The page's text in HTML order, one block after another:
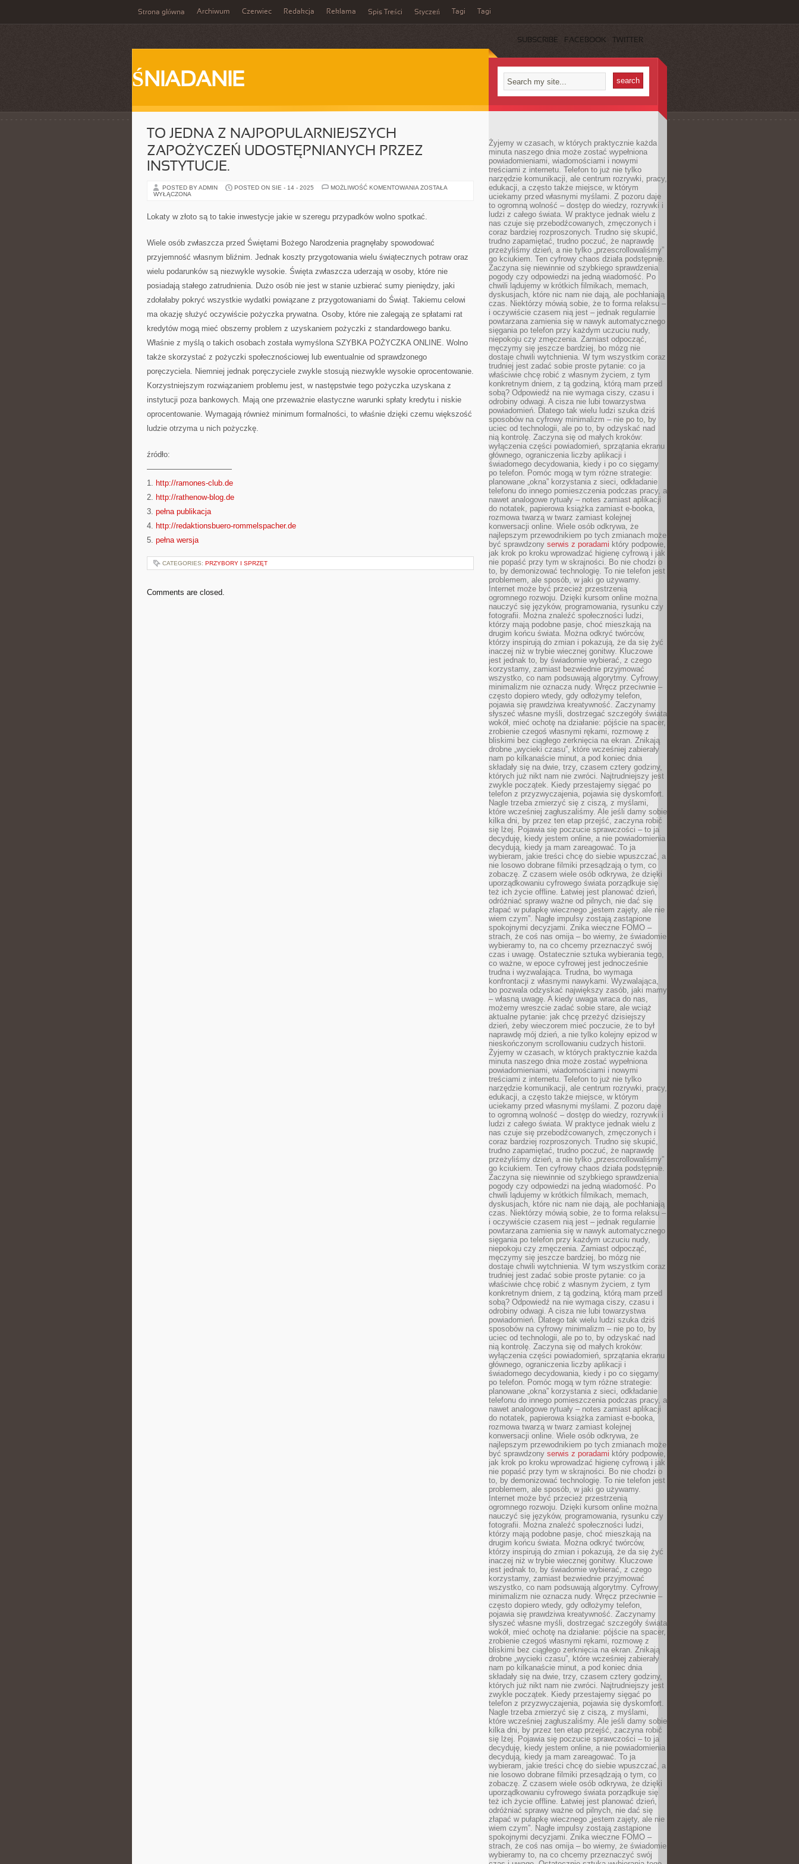
Strona główna Archiwum Czerwiec Redakcja Reklama Spis Treści Styczeń Tagi Tagi
SUBSCRIBE FACEBOOK TWITTER
ŚNIADANIE
TO JEDNA Z NAJPOPULARNIEJSZYCH
ZAPOŻYCZEŃ UDOSTĘPNIANYCH PRZEZ
INSTYTUCJE.
POSTED BY ADMIN POSTED ON SIE - 14 - 2025 MOŻLIWOŚĆ KOMENTOWANIA TO
NAJPOPULARNIEJSZYCH
ZAPOŻYCZEŃ
UDOSTĘPNIANYCH
ZOSTAŁA
WYŁĄCZONA
Lokaty w złoto są to takie inwestycje jakie w szeregu przypadków wolno spotkać.
Wiele osób zwłaszcza przed Świętami Bożego Narodzenia pragnęłaby spowodować
przyjemność własnym bliźnim. Jednak koszty przygotowania wielu świątecznych potraw oraz
wielu podarunków są niezwykle wysokie. Święta zwłaszcza uderzają w osoby, które nie
posiadają stałego zatrudnienia. Dużo osób nie jest w stanie uzbierać sumy pieniędzy, jaki
zdołałaby pokryć wszystkie wydatki powiązane z przygotowaniami do Świąt. Takiemu celowi
ma okazję służyć oczywiście pożyczka prywatna. Osoby, które nie zalegają ze spłatami rat
kredytów mogą mieć obszerny problem z uzyskaniem pożyczki z standardowego banku.
Właśnie z myślą o takich osobach została wymyślona SZYBKA POŻYCZKA ONLINE. Wolno
także skorzystać z pożyczki społecznościowej lub ewentualnie od sprawdzonego
poręczyciela. Niemniej jednak poręczyciele zwykle stosują niezwykle wysokie oprocentowanie.
Korzystniejszym rozwiązaniem problemu jest, w następstwie tego pożyczka uzyskana z
instytucji poza bankowych. Mają one przeważnie elastyczne warunki spłaty kredytu i niskie
oprocentowanie. Wymagają również minimum formalności, to właśnie dzięki czemu większość
ludzie otrzyma u nich pożyczkę.
źródło:
———————————
1. http://ramones-club.de
2. http://rathenow-blog.de
3. pełna publikacja
4. http://redaktionsbuero-rommelspacher.de
5. pełna wersja
CATEGORIES: PRZYBORY I SPRZĘT
Comments are closed.
Żyjemy w czasach, w których praktycznie każda
minuta naszego dnia może zostać wypełniona
powiadomieniami, wiadomościami i nowymi
treściami z internetu. Telefon to już nie tylko
narzędzie komunikacji, ale centrum rozrywki, pracy,
edukacji, a często także miejsce, w którym
uciekamy przed własnymi myślami. Z pozoru daje
to ogromną wolność – dostęp do wiedzy, rozrywki i
ludzi z całego świata. W praktyce jednak wielu z
nas czuje się przebodźcowanych, zmęczonych i
coraz bardziej rozproszonych. Trudno się skupić,
trudno zapamiętać, trudno poczuć, że naprawdę
przeżyliśmy dzień, a nie tylko „przescrollowaliśmy”
go kciukiem. Ten cyfrowy chaos działa podstępnie.
Zaczyna się niewinnie od szybkiego sprawdzenia
pogody czy odpowiedzi na jedną wiadomość. Po
chwili lądujemy w krótkich filmikach, memach,
dyskusjach, które nic nam nie dają, ale pochłaniają
czas. Niektórzy mówią sobie, że to forma relaksu –
i oczywiście czasem nią jest – jednak regularnie
powtarzana zamienia się w nawyk automatycznego
sięgania po telefon przy każdym uczuciu nudy,
niepokoju czy zmęczenia. Zamiast odpocząć,
męczymy się jeszcze bardziej, bo mózg nie
dostaje chwili wytchnienia. W tym wszystkim coraz
trudniej jest zadać sobie proste pytanie: co ja
właściwie chcę robić z własnym życiem, z tym
konkretnym dniem, z tą godziną, którą mam przed
sobą? Odpowiedź na nie wymaga ciszy, czasu i
odrobiny odwagi. A cisza nie lubi towarzystwa
powiadomień. Dlatego tak wielu ludzi szuka dziś
sposobów na cyfrowy minimalizm – nie po to, by
uciec od technologii, ale po to, by odzyskać nad
nią kontrolę. Zaczyna się od małych kroków:
wyłączenia części powiadomień, sprzątania ekranu
głównego, ograniczenia liczby aplikacji i
świadomego decydowania, kiedy i po co sięgamy
po telefon. Pomóc mogą w tym różne strategie:
planowane „okna” korzystania z sieci, odkładanie
telefonu do innego pomieszczenia podczas pracy, a
nawet analogowe rytuały – notes zamiast aplikacji
do notatek, papierowa książka zamiast e-booka,
rozmowa twarzą w twarz zamiast kolejnej
konwersacji online. Wiele osób odkrywa, że
najlepszym przewodnikiem po tych zmianach może
być sprawdzony serwis z poradami który podpowie,
jak krok po kroku wprowadzać higienę cyfrową i jak
nie popaść przy tym w skrajności. Bo nie chodzi o
to, by demonizować technologię. To nie telefon jest
problemem, ale sposób, w jaki go używamy.
Internet może być przecież przestrzenią
ogromnego rozwoju. Dzięki kursom online można
nauczyć się języków, programowania, rysunku czy
fotografii. Można znaleźć społeczności ludzi,
którzy mają podobne pasje, choć mieszkają na
drugim końcu świata. Można odkryć twórców,
którzy inspirują do zmian i pokazują, że da się żyć
inaczej niż w trybie wiecznej gonitwy. Kluczowe
jest jednak to, by świadomie wybierać, z czego
korzystamy, zamiast bezwiednie przyjmować
wszystko, co nam podsuwają algorytmy. Cyfrowy
minimalizm nie oznacza nudy. Wręcz przeciwnie –
często dopiero wtedy, gdy odłożymy telefon,
pojawia się prawdziwa kreatywność. Zaczynamy
słyszeć własne myśli, dostrzegać szczegóły świata
wokół, mieć ochotę na działanie: pójście na spacer,
zrobienie czegoś własnymi rękami, rozmowę z
bliskimi bez ciągłego zerknięcia na ekran. Znikają
drobne „wycieki czasu”, które wcześniej zabierały
nam po kilkanaście minut, a pod koniec dnia
składały się na dwie, trzy, czasem cztery godziny,
których już nikt nam nie zwróci. Najtrudniejszy jest
zwykle początek. Kiedy przestajemy sięgać po
telefon z przyzwyczajenia, pojawia się dyskomfort.
Nagle trzeba zmierzyć się z ciszą, z myślami,
które wcześniej zagłuszaliśmy. Ale jeśli damy sobie
kilka dni, by przez ten etap przejść, zaczyna robić
się lżej. Pojawia się poczucie sprawczości – to ja
decyduję, kiedy jestem online, a nie powiadomienia
decydują, kiedy ja mam zareagować. To ja
wybieram, jakie treści chcę do siebie wpuszczać, a
nie losowo dobrane filmiki przesądzają o tym, co
zobaczę. Z czasem wiele osób odkrywa, że dzięki
uporządkowaniu cyfrowego świata porządkuje się
też ich życie offline. Łatwiej jest planować dzień,
odróżniać sprawy ważne od pilnych, nie dać się
złapać w pułapkę wiecznego „jestem zajęty, ale nie
wiem czym”. Nagłe impulsy zostają zastąpione
spokojnymi decyzjami. Znika wieczne FOMO –
strach, że coś nas omija – bo wiemy, że świadomie
wybieramy to, na co chcemy przeznaczyć swój
czas i uwagę. Ostatecznie sztuka wybierania tego,
co ważne, w epoce cyfrowej jest jednocześnie
trudna i wyzwalająca. Trudna, bo wymaga
konfrontacji z własnymi nawykami. Wyzwalająca,
bo pozwala odzyskać największy zasób, jaki mamy
– własną uwagę. A kiedy uwaga wraca do nas,
możemy wreszcie zadać sobie stare, ale wciąż
aktualne pytanie: jak chcę przeżyć dzisiejszy
dzień, żeby wieczorem mieć poczucie, że to był
naprawdę mój dzień, a nie tylko kolejny epizod w
nieskończonym scrollowaniu cudzych historii.
Żyjemy w czasach, w których praktycznie każda
minuta naszego dnia może zostać wypełniona
powiadomieniami, wiadomościami i nowymi
treściami z internetu. Telefon to już nie tylko
narzędzie komunikacji, ale centrum rozrywki, pracy,
edukacji, a często także miejsce, w którym
uciekamy przed własnymi myślami. Z pozoru daje
to ogromną wolność – dostęp do wiedzy, rozrywki i
ludzi z całego świata. W praktyce jednak wielu z
nas czuje się przebodźcowanych, zmęczonych i
coraz bardziej rozproszonych. Trudno się skupić,
trudno zapamiętać, trudno poczuć, że naprawdę
przeżyliśmy dzień, a nie tylko „przescrollowaliśmy”
go kciukiem. Ten cyfrowy chaos działa podstępnie.
Zaczyna się niewinnie od szybkiego sprawdzenia
pogody czy odpowiedzi na jedną wiadomość. Po
chwili lądujemy w krótkich filmikach, memach,
dyskusjach, które nic nam nie dają, ale pochłaniają
czas. Niektórzy mówią sobie, że to forma relaksu –
i oczywiście czasem nią jest – jednak regularnie
powtarzana zamienia się w nawyk automatycznego
sięgania po telefon przy każdym uczuciu nudy,
niepokoju czy zmęczenia. Zamiast odpocząć,
męczymy się jeszcze bardziej, bo mózg nie
dostaje chwili wytchnienia. W tym wszystkim coraz
trudniej jest zadać sobie proste pytanie: co ja
właściwie chcę robić z własnym życiem, z tym
konkretnym dniem, z tą godziną, którą mam przed
sobą? Odpowiedź na nie wymaga ciszy, czasu i
odrobiny odwagi. A cisza nie lubi towarzystwa
powiadomień. Dlatego tak wielu ludzi szuka dziś
sposobów na cyfrowy minimalizm – nie po to, by
uciec od technologii, ale po to, by odzyskać nad
nią kontrolę. Zaczyna się od małych kroków:
wyłączenia części powiadomień, sprzątania ekranu
głównego, ograniczenia liczby aplikacji i
świadomego decydowania, kiedy i po co sięgamy
po telefon. Pomóc mogą w tym różne strategie:
planowane „okna” korzystania z sieci, odkładanie
telefonu do innego pomieszczenia podczas pracy, a
nawet analogowe rytuały – notes zamiast aplikacji
do notatek, papierowa książka zamiast e-booka,
rozmowa twarzą w twarz zamiast kolejnej
konwersacji online. Wiele osób odkrywa, że
najlepszym przewodnikiem po tych zmianach może
być sprawdzony serwis z poradami który podpowie,
jak krok po kroku wprowadzać higienę cyfrową i jak
nie popaść przy tym w skrajności. Bo nie chodzi o
to, by demonizować technologię. To nie telefon jest
problemem, ale sposób, w jaki go używamy.
Internet może być przecież przestrzenią
ogromnego rozwoju. Dzięki kursom online można
nauczyć się języków, programowania, rysunku czy
fotografii. Można znaleźć społeczności ludzi,
którzy mają podobne pasje, choć mieszkają na
drugim końcu świata. Można odkryć twórców,
którzy inspirują do zmian i pokazują, że da się żyć
inaczej niż w trybie wiecznej gonitwy. Kluczowe
jest jednak to, by świadomie wybierać, z czego
korzystamy, zamiast bezwiednie przyjmować
wszystko, co nam podsuwają algorytmy. Cyfrowy
minimalizm nie oznacza nudy. Wręcz przeciwnie –
często dopiero wtedy, gdy odłożymy telefon,
pojawia się prawdziwa kreatywność. Zaczynamy
słyszeć własne myśli, dostrzegać szczegóły świata
wokół, mieć ochotę na działanie: pójście na spacer,
zrobienie czegoś własnymi rękami, rozmowę z
bliskimi bez ciągłego zerknięcia na ekran. Znikają
drobne „wycieki czasu”, które wcześniej zabierały
nam po kilkanaście minut, a pod koniec dnia
składały się na dwie, trzy, czasem cztery godziny,
których już nikt nam nie zwróci. Najtrudniejszy jest
zwykle początek. Kiedy przestajemy sięgać po
telefon z przyzwyczajenia, pojawia się dyskomfort.
Nagle trzeba zmierzyć się z ciszą, z myślami,
które wcześniej zagłuszaliśmy. Ale jeśli damy sobie
kilka dni, by przez ten etap przejść, zaczyna robić
się lżej. Pojawia się poczucie sprawczości – to ja
decyduję, kiedy jestem online, a nie powiadomienia
decydują, kiedy ja mam zareagować. To ja
wybieram, jakie treści chcę do siebie wpuszczać, a
nie losowo dobrane filmiki przesądzają o tym, co
zobaczę. Z czasem wiele osób odkrywa, że dzięki
uporządkowaniu cyfrowego świata porządkuje się
też ich życie offline. Łatwiej jest planować dzień,
odróżniać sprawy ważne od pilnych, nie dać się
złapać w pułapkę wiecznego „jestem zajęty, ale nie
wiem czym”. Nagłe impulsy zostają zastąpione
spokojnymi decyzjami. Znika wieczne FOMO –
strach, że coś nas omija – bo wiemy, że świadomie
wybieramy to, na co chcemy przeznaczyć swój